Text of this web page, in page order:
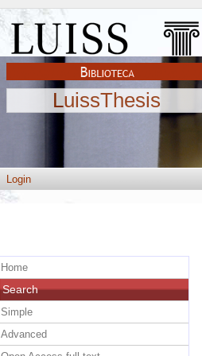
LuissThesis
Login
Home
Search
Simple
Advanced